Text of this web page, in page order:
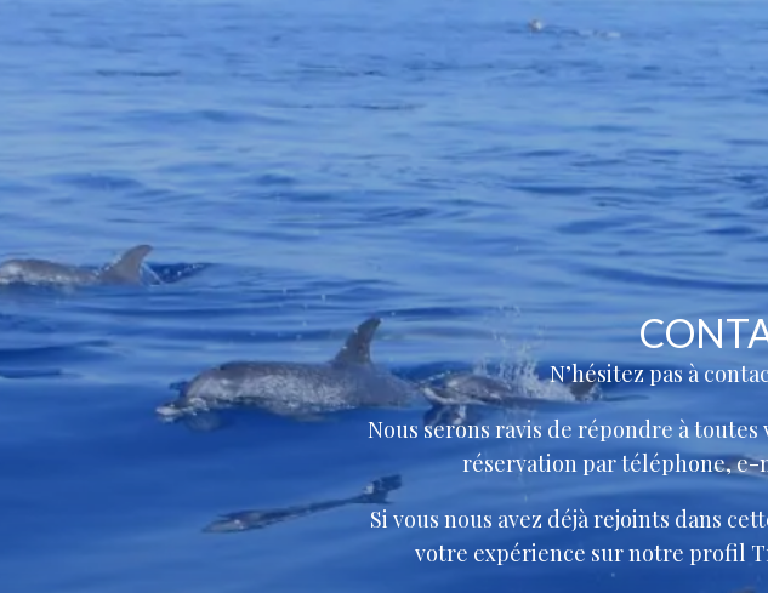
N’hésitez pas à
Nous serons ravis de répondre à toutes
réservation par téléphone, e-
Si vous nous avez déjà rejoints dans
votre expérience sur notre profil